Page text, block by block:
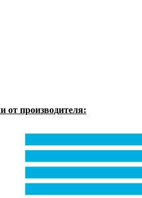
от производителя: